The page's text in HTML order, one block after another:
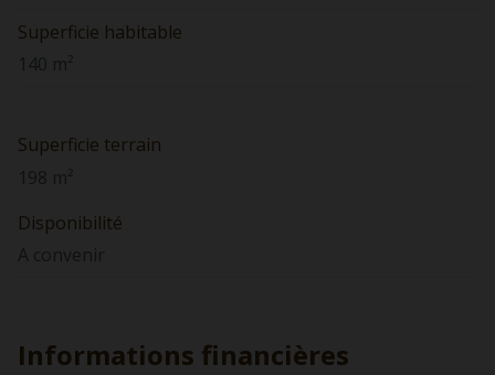
Superficie habitable
140 m²
Superficie terrain
198 m²
Disponibilité
A convenir
Informations financières